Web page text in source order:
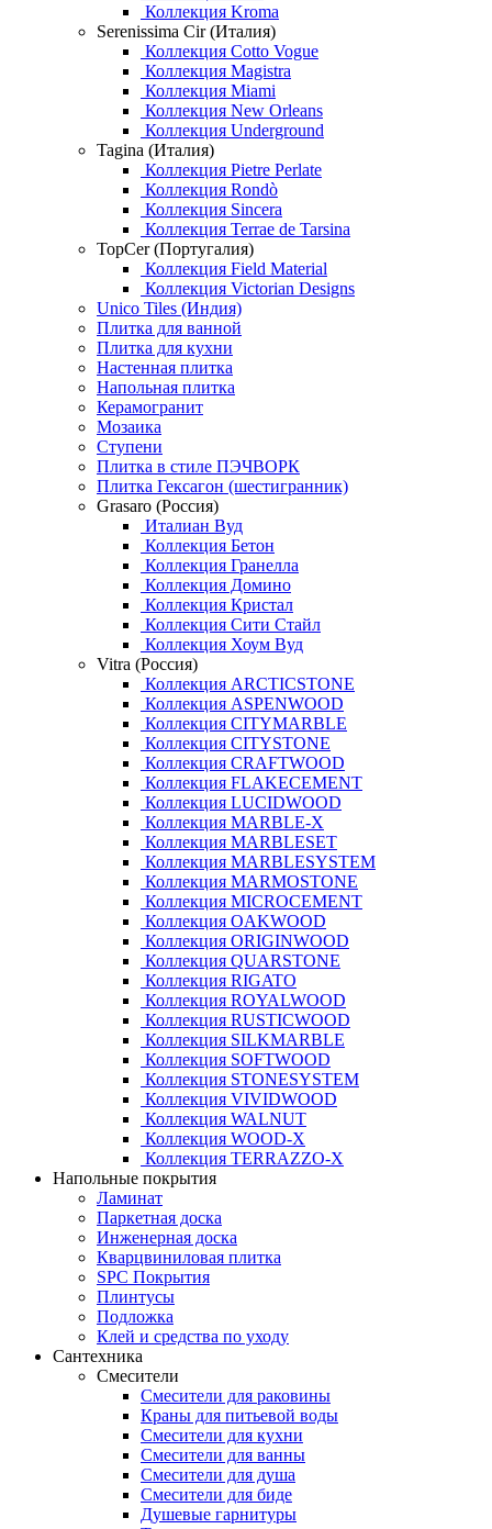
Коллекция Kroma
Serenissima Cir (Италия)
Коллекция Cotto Vogue
Коллекция Magistra
Коллекция Miami
Коллекция New Orleans
Коллекция Underground
Tagina (Италия)
Коллекция Pietre Perlate
Коллекция Rondò
Коллекция Sincera
Коллекция Terrae de Tarsina
TopCer (Португалия)
Коллекция Field Material
Коллекция Victorian Designs
Unico Tiles (Индия)
Плитка для ванной
Плитка для кухни
Настенная плитка
Напольная плитка
Керамогранит
Мозаика
Ступени
Плитка в стиле ПЭЧВОРК
Плитка Гексагон (шестигранник)
Grasaro (Россия)
Италиан Вуд
Коллекция Бетон
Коллекция Гранелла
Коллекция Домино
Коллекция Кристал
Коллекция Сити Стайл
Коллекция Хоум Вуд
Vitra (Россия)
Коллекция ARCTICSTONE
Коллекция ASPENWOOD
Коллекция CITYMARBLE
Коллекция CITYSTONE
Коллекция CRAFTWOOD
Коллекция FLAKECEMENT
Коллекция LUCIDWOOD
Коллекция MARBLE-X
Коллекция MARBLESET
Коллекция MARBLESYSTEM
Коллекция MARMOSTONE
Коллекция MICROCEMENT
Коллекция OAKWOOD
Коллекция ORIGINWOOD
Коллекция QUARSTONE
Коллекция RIGATO
Коллекция ROYALWOOD
Коллекция RUSTICWOOD
Коллекция SILKMARBLE
Коллекция SOFTWOOD
Коллекция STONESYSTEM
Коллекция VIVIDWOOD
Коллекция WALNUT
Коллекция WOOD-X
Коллекция ТЕRRАZZO-X
Напольные покрытия
Ламинат
Паркетная доска
Инженерная доска
Кварцвиниловая плитка
SPC Покрытия
Плинтусы
Подложка
Клей и средства по уходу
Сантехника
Смесители
Смесители для раковины
Краны для питьевой воды
Смесители для кухни
Смесители для ванны
Смесители для душа
Смесители для биде
Душевые гарнитуры